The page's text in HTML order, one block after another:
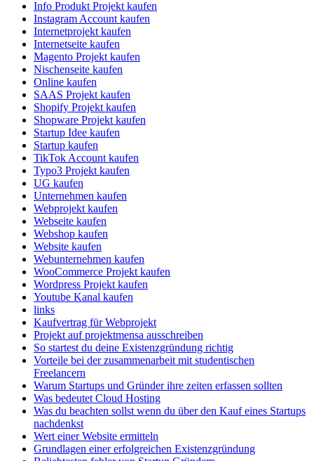
Info Produkt Projekt kaufen
Instagram Account kaufen
Internetprojekt kaufen
Internetseite kaufen
Magento Projekt kaufen
Nischenseite kaufen
Online kaufen
SAAS Projekt kaufen
Shopify Projekt kaufen
Shopware Projekt kaufen
Startup Idee kaufen
Startup kaufen
TikTok Account kaufen
Typo3 Projekt kaufen
UG kaufen
Unternehmen kaufen
Webprojekt kaufen
Webseite kaufen
Webshop kaufen
Website kaufen
Webunternehmen kaufen
WooCommerce Projekt kaufen
Wordpress Projekt kaufen
Youtube Kanal kaufen
links
Kaufvertrag für Webprojekt
Projekt auf projektmensa ausschreiben
So startest du deine Existenzgründung richtig
Vorteile bei der zusammenarbeit mit studentischen
Freelancern
Warum Startups und Gründer ihre zeiten erfassen sollten
Was bedeutet Cloud Hosting
Was du beachten sollst wenn du über den Kauf eines Startups
nachdenkst
Wert einer Website ermitteln
Grundlagen einer erfolgreichen Existenzgründung